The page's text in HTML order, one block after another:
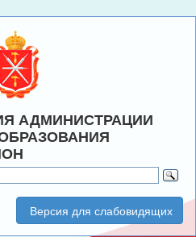
АДМИНИСТРАЦИИ
Версия для слабовидящих